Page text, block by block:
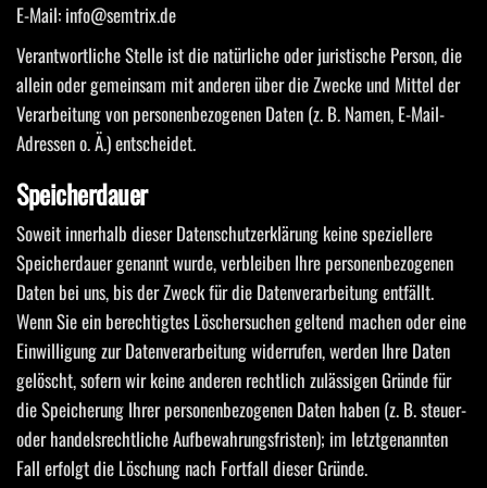
E-Mail: info@semtrix.de
Verantwortliche Stelle ist die natürliche oder juristische Person, die
allein oder gemeinsam mit anderen über die Zwecke und Mittel der
Verarbeitung von personenbezogenen Daten (z. B. Namen, E-Mail-
Adressen o. Ä.) entscheidet.
Speicherdauer
Soweit innerhalb dieser Datenschutzerklärung keine speziellere
Speicherdauer genannt wurde, verbleiben Ihre personenbezogenen
Daten bei uns, bis der Zweck für die Datenverarbeitung entfällt.
Wenn Sie ein berechtigtes Löschersuchen geltend machen oder eine
Einwilligung zur Datenverarbeitung widerrufen, werden Ihre Daten
gelöscht, sofern wir keine anderen rechtlich zulässigen Gründe für
die Speicherung Ihrer personenbezogenen Daten haben (z. B. steuer-
oder handelsrechtliche Aufbewahrungsfristen); im letztgenannten
Fall erfolgt die Löschung nach Fortfall dieser Gründe.